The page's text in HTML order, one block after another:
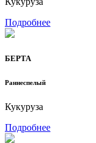
Подробнее
БЕРТА
Раннеспелый
Кукуруза
Подробнее